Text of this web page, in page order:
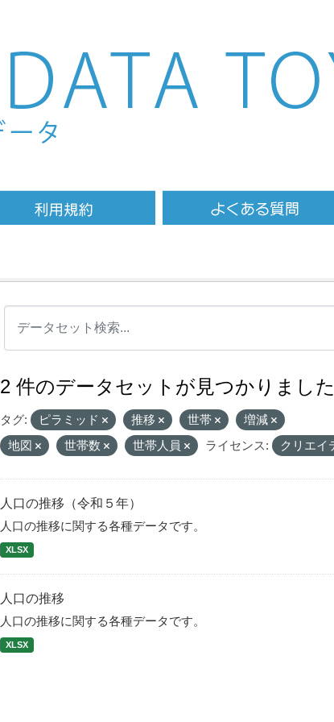
2 件のデータセットが見つかりました
タグ: ピラミッド 推移 世帯
増減
地図
世帯数 世帯人員 ライセンス: クリエイ
人口の推移（令和５年）
人口の推移に関する各種データです。
XLSX
人口の推移
人口の推移に関する各種データです。
XLSX